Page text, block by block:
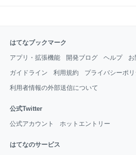
はてなブックマーク
アプリ・拡張機能 開発ブログ ヘルプ
ガイドライン 利用規約 プライバシーポ
利用者情報の外部送信について
公式Twitter
公式アカウント ホットエントリー
はてなのサービス